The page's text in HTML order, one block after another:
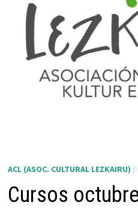
ACL (ASOC. CULTURAL LEZKAIRU) /
Cursos